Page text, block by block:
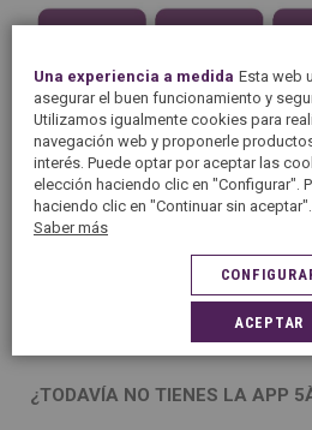
¿TODAVÍA NO TIENES LA APP
Una experiencia a medida Esta web
asegurar el buen funcionamiento y
Utilizamos igualmente cookies para
navegación web y proponerle
interés. Puede optar por aceptar las
elección haciendo clic en "Configurar".
haciendo clic en "Continuar sin aceptar".
Saber más
ACEPTAR